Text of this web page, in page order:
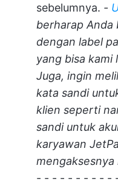
sebelumnya. -
berharap Anda
dengan label
yang bisa kami
Juga, ingin
kata sandi
klien seperti
sandi untuk
karyawan
mengaksesnya
- - - - - - - - - -